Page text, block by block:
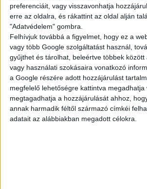
preferenciáit, vagy visszavonhatja
erre az oldalra, és rákattint az oldal alján
"Adatvédelem" gombra.
Felhívjuk továbbá a figyelmet, hogy ez a
vagy több Google szolgáltatást használ,
gyűjthet és tárolhat, beleértve többek között
vagy használati szokásaira vonatkozó
a Google részére adott hozzájárulást
megfelelő lehetőségre kattintva megadhatja
megtagadhatja a hozzájárulását ahhoz,
annak harmadik féltől származó címkéi
adatait az alábbiakban megadott célokra.
25 év alatt pedig a bruttó béred
nettód is.
Ami kell hozzá:
minimum 16 éves kor, nyáron
függően)
legalább 2 hónapos
Ha szeretnél egy olyan diákmelót,
összehozható a suli + élet